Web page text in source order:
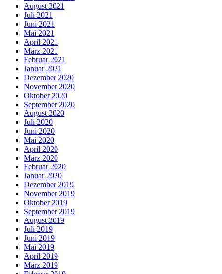
August 2021
Juli 2021
Juni 2021
Mai 2021
April 2021
März 2021
Februar 2021
Januar 2021
Dezember 2020
November 2020
Oktober 2020
September 2020
August 2020
Juli 2020
Juni 2020
Mai 2020
April 2020
März 2020
Februar 2020
Januar 2020
Dezember 2019
November 2019
Oktober 2019
September 2019
August 2019
Juli 2019
Juni 2019
Mai 2019
April 2019
März 2019